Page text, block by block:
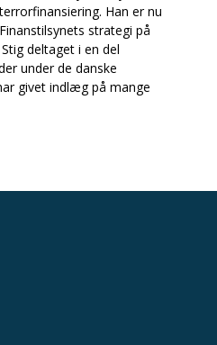
Han er nu
strategi på
deltaget i en del
under de danske
givet indlæg på mange